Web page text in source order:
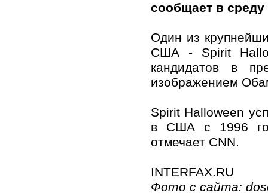
сообщает в среду
Один из
США - Spirit
кандидатов в
изображением
Spirit Halloween
в США с 1996
отмечает CNN.
INTERFAX.RU
Фото с сайта: